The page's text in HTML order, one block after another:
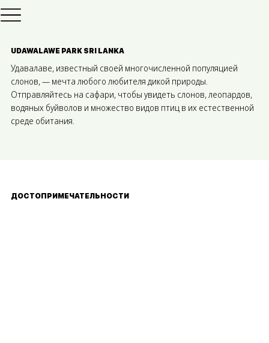
UDAWALAWE PARK SRI LANKA
Удавалаве, известный своей многочисленной популяцией
слонов, — мечта любого любителя дикой природы.
Отправляйтесь на сафари, чтобы увидеть слонов, леопардов,
водяных буйволов и множество видов птиц в их естественной
среде обитания.
ДОСТОПРИМЕЧАТЕЛЬНОСТИ